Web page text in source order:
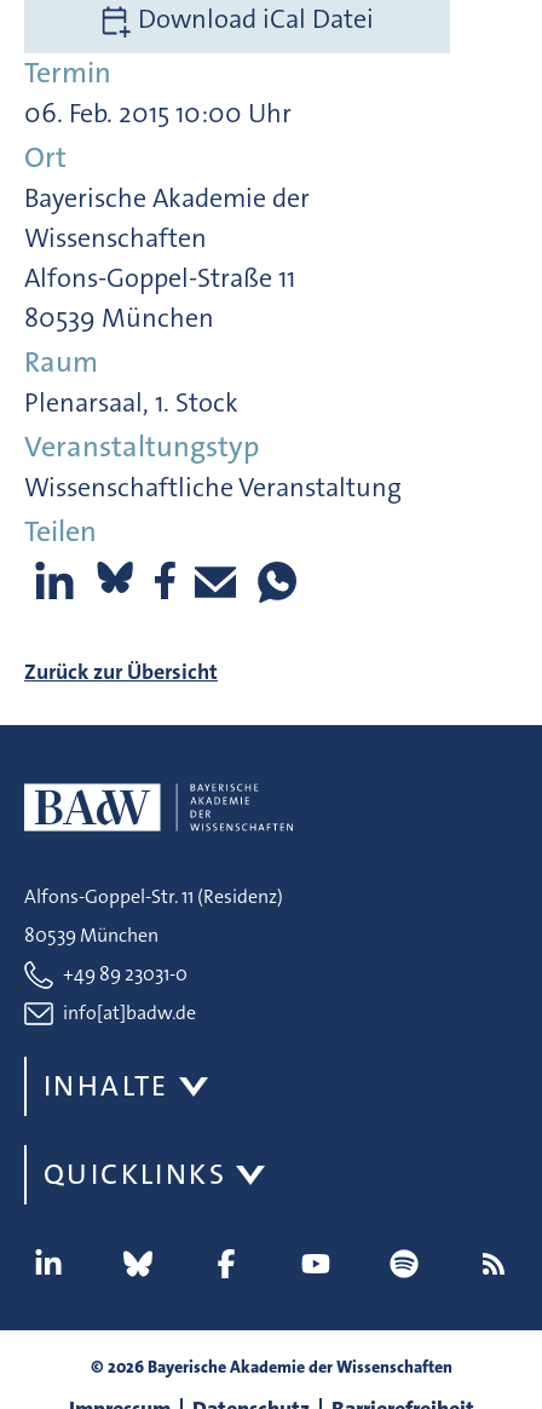
Download iCal Datei
Termin
06. Feb. 2015 10:00 Uhr
Ort
Bayerische Akademie der
Wissenschaften
Alfons-Goppel-Straße 11
80539 München
Raum
Plenarsaal, 1. Stock
Veranstaltungstyp
Wissenschaftliche Veranstaltung
Teilen
Zurück zur Übersicht
Alfons-Goppel-Str. 11 (Residenz)
80539 München
+49 89 23031-0
info[at]badw.de
INHALTE
QUICKLINKS
© 2026 Bayerische Akademie der Wissenschaften